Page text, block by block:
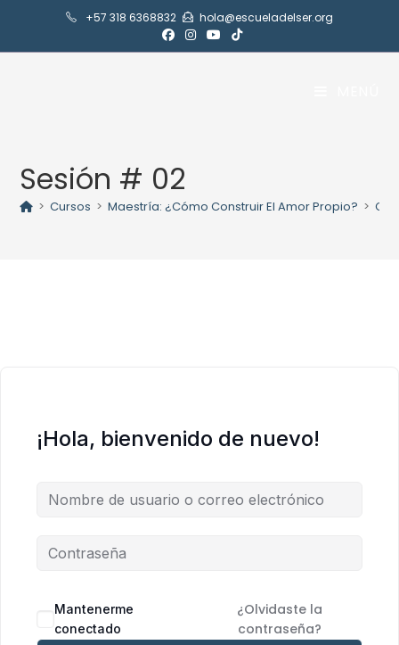
contenido
+57 318 6368832 hola@escueladelser.org
Sesión # 02
> Cursos > Maestría: ¿Cómo Construir El Amor Propio? >
¡Hola, bienvenido de nuevo!
Mantenerme
conectado
¿Olvidaste la
contraseña?